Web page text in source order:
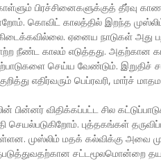
பிரச்சினைகளுக்குத் தீர்வு
கொவிட் காலத்தில் இறந்த
ஏனைய நாடுகள் அது
நீண்ட காலம் எடுத்தது.
செய்ய வேண்டும். இறுதிச்
எதிர்வரும் பெப்ரவரி, மார்ச்
பின்னர் விதிக்கப்பட்ட சில
செயல்படுகிறோம். புத்தகங்கள்
முஸ்லிம் மதக் கல்விக்கு அவை
சட்டமூலமொன்றை